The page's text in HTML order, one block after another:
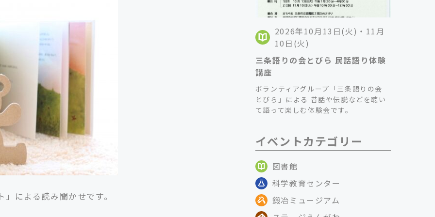
による読み聞かせです。
2026年10月13日(火)・11月
10日(火)
三条語りの会とびら 民話語り体験
講座
ボランティアグループ「三条語りの会
とびら」による 昔話や伝説などを聴い
て語って楽しむ体験会です。
イベントカテゴリー
図書館
科学教育センター
鍛冶ミュージアム